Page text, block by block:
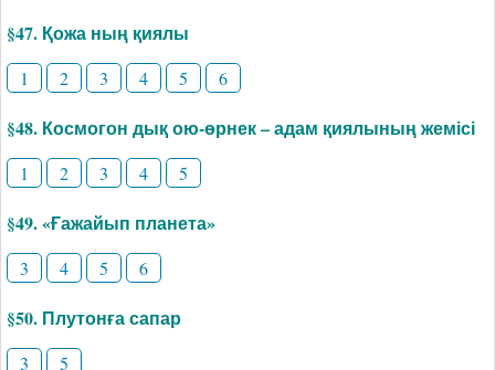
§47. Қожа ның қиялы
1 2 3 4 5 6
§48. Космогон дық ою-өрнек – адам қиялының жемісі
1 2 3 4 5
§49. «Ғажайып планета»
3 4 5 6
§50. Плутонға сапар
3 5